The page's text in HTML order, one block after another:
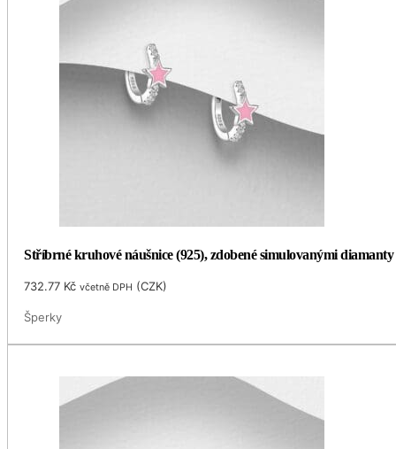
Stříbrné kruhové náušnice (925), zdobené simulovanými
732.77 Kč včetně DPH (CZK)
Šperky